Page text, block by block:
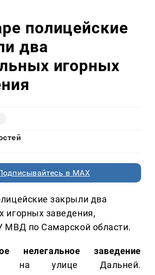
полицейские
два
игорных
в MAX
закрыли два
игорных заведения,
МВД по Самарской области.
нелегальное заведение
на улице Дальней.